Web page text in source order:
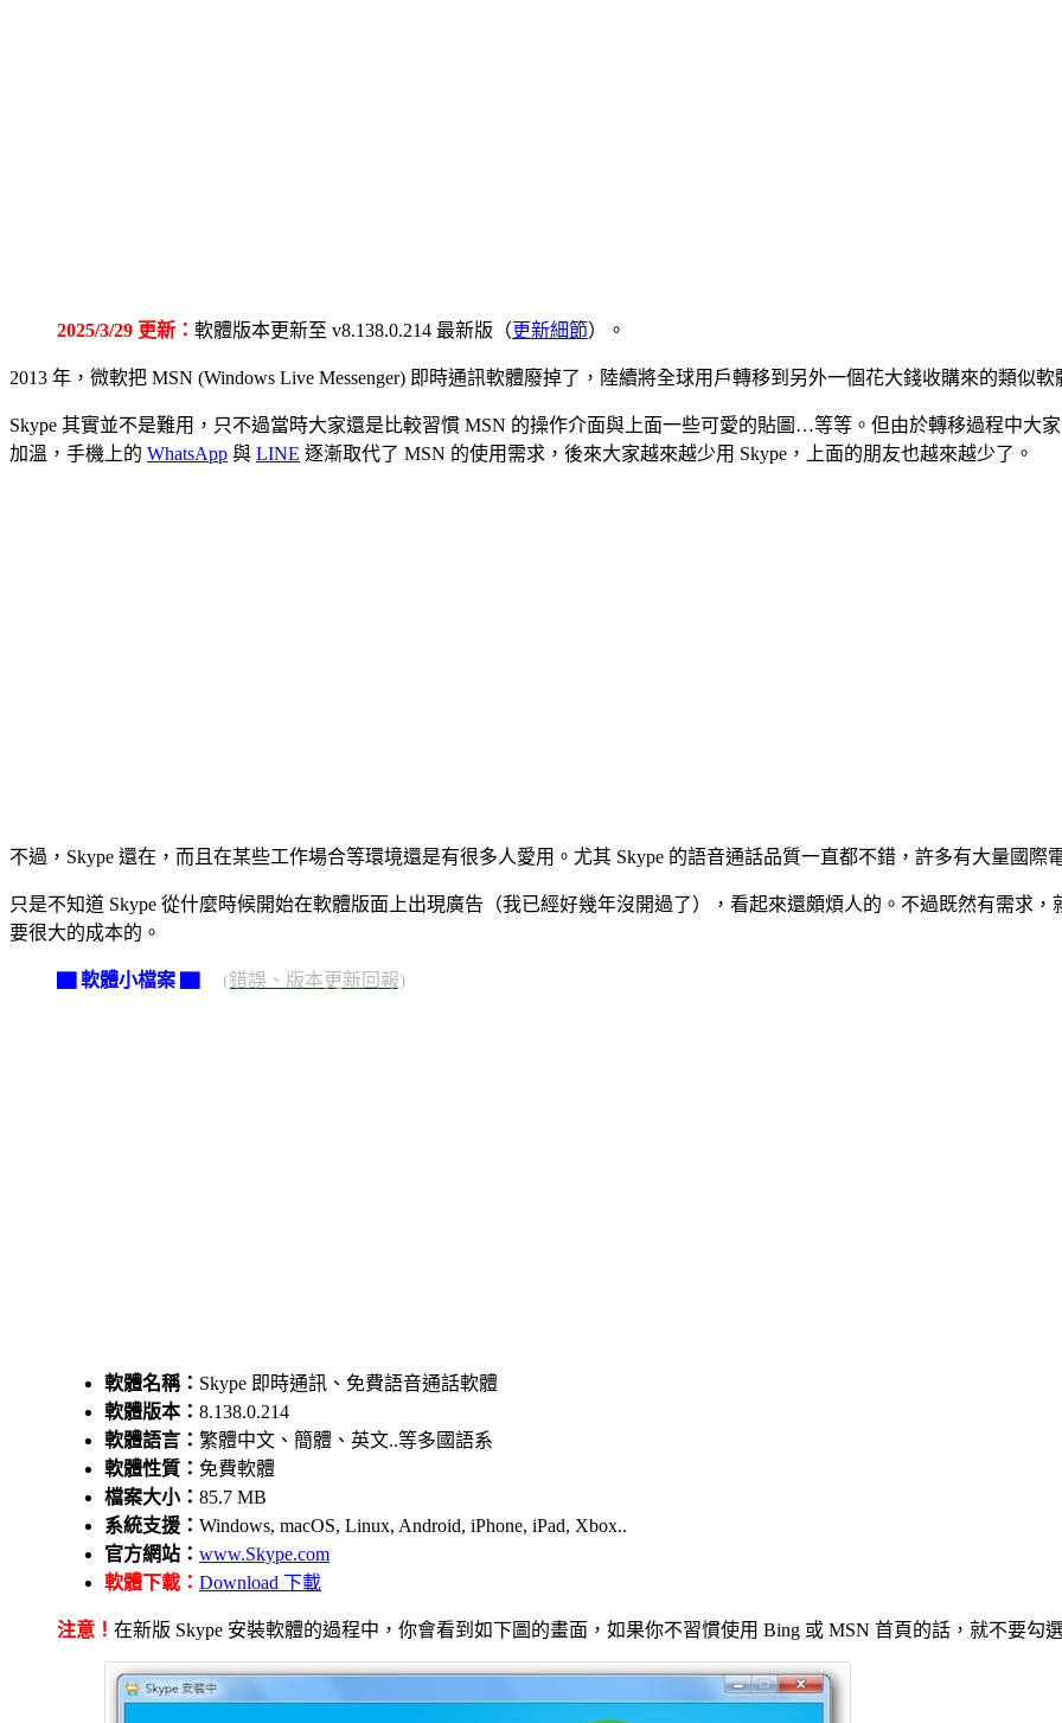
2025/3/29 更新： 軟體版本更新至 v8.138.0.214 最新版（更新細節）。
2013 年，微軟把 MSN (Windows Live Messenger) 即時通訊軟體廢掉了，陸續將全球用戶轉移到另外一個花大錢收購來的類似
Skype 其實並不是難用，只不過當時大家還是比較習慣 MSN 的操作介面與上面一些可愛的貼圖…等等。但由於轉移過程中大
加溫，手機上的 WhatsApp 與 LINE 逐漸取代了 MSN 的使用需求，後來大家越來越少用 Skype，上面的朋友也越來越少了。
不過，Skype 還在，而且在某些工作場合等環境還是有很多人愛用。尤其 Skype 的語音通話品質一直都不錯，許多有大量國際
只是不知道 Skype 從什麼時候開始在軟體版面上出現廣告（我已經好幾年沒開過了），看起來還頗煩人的。不過既然有需求
要很大的成本的。
▇ 軟體小檔案 ▇ (錯誤、版本更新回報)
軟體名稱： Skype 即時通訊、免費語音通話軟體
軟體版本： 8.138.0.214
軟體語言： 繁體中文、簡體、英文..等多國語系
軟體性質： 免費軟體
檔案大小： 85.7 MB
系統支援： Windows, macOS, Linux, Android, iPhone, iPad, Xbox..
官方網站： www.Skype.com
軟體下載： Download 下載
注意！ 在新版 Skype 安裝軟體的過程中，你會看到如下圖的畫面，如果你不習慣使用 Bing 或 MSN 首頁的話，就不要勾